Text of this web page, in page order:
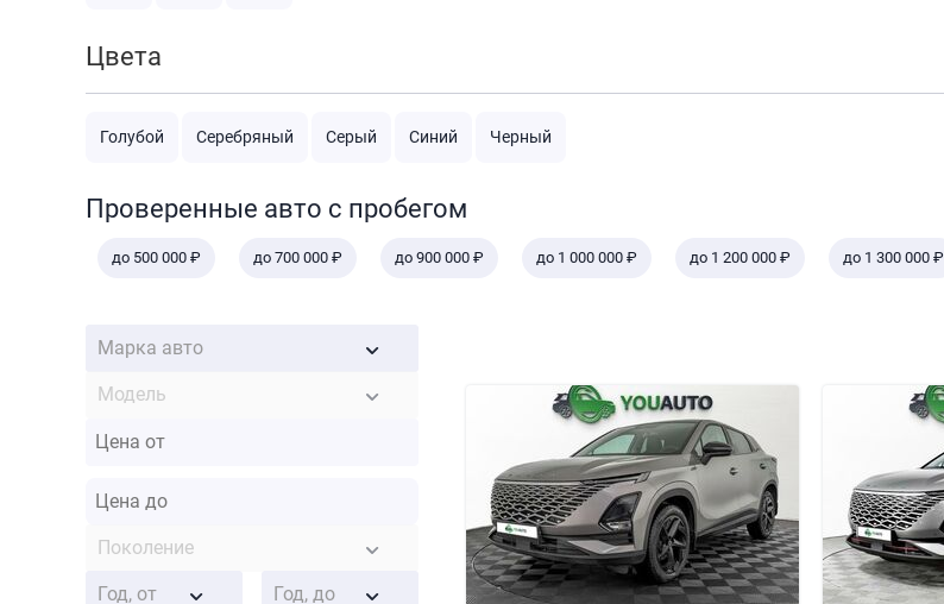
Цвета
Голубой Серебряный Серый Синий Черный
Проверенные авто с пробегом
до 500 000 ₽ до 700 000 ₽ до 900 000 ₽ до 1 000 000 ₽ до 1 200 000 ₽ до 1 300 000 ₽
Марка авто
Модель
Поколение
Год, от Год, до